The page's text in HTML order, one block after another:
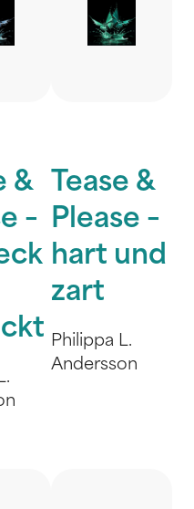
&
–
Tease &
Please –
hart und
zart
Philippa L.
Andersson